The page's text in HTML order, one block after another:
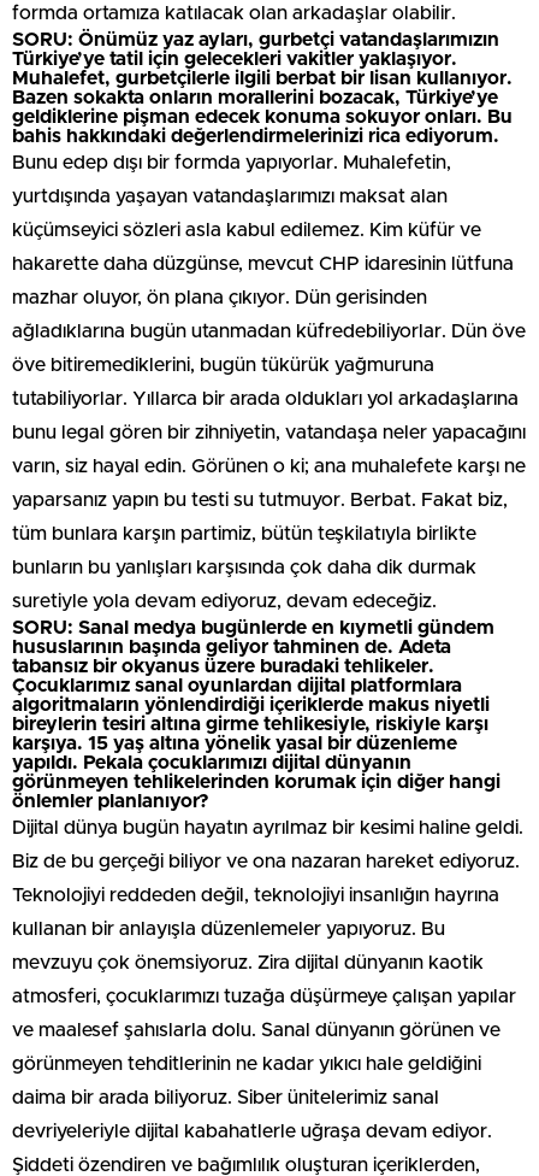
formda ortamıza katılacak olan arkadaşlar olabilir.
SORU: Önümüz yaz ayları, gurbetçi vatandaşlarımızın
Türkiye’ye tatil için gelecekleri vakitler yaklaşıyor.
Muhalefet, gurbetçilerle ilgili berbat bir lisan kullanıyor.
Bazen sokakta onların morallerini bozacak, Türkiye’ye
geldiklerine pişman edecek konuma sokuyor onları. Bu
bahis hakkındaki değerlendirmelerinizi rica ediyorum.
Bunu edep dışı bir formda yapıyorlar. Muhalefetin,
yurtdışında yaşayan vatandaşlarımızı maksat alan
küçümseyici sözleri asla kabul edilemez. Kim küfür ve
hakarette daha düzgünse, mevcut CHP idaresinin lütfuna
mazhar oluyor, ön plana çıkıyor. Dün gerisinden
ağladıklarına bugün utanmadan küfredebiliyorlar. Dün öve
öve bitiremediklerini, bugün tükürük yağmuruna
tutabiliyorlar. Yıllarca bir arada oldukları yol arkadaşlarına
bunu legal gören bir zihniyetin, vatandaşa neler yapacağını
varın, siz hayal edin. Görünen o ki; ana muhalefete karşı ne
yaparsanız yapın bu testi su tutmuyor. Berbat. Fakat biz,
tüm bunlara karşın partimiz, bütün teşkilatıyla birlikte
bunların bu yanlışları karşısında çok daha dik durmak
suretiyle yola devam ediyoruz, devam edeceğiz.
SORU: Sanal medya bugünlerde en kıymetli gündem
hususlarının başında geliyor tahminen de. Adeta
tabansız bir okyanus üzere buradaki tehlikeler.
Çocuklarımız sanal oyunlardan dijital platformlara
algoritmaların yönlendirdiği içeriklerde makus niyetli
bireylerin tesiri altına girme tehlikesiyle, riskiyle karşı
karşıya. 15 yaş altına yönelik yasal bir düzenleme
yapıldı. Pekala çocuklarımızı dijital dünyanın
görünmeyen tehlikelerinden korumak için diğer hangi
önlemler planlanıyor?
Dijital dünya bugün hayatın ayrılmaz bir kesimi haline geldi.
Biz de bu gerçeği biliyor ve ona nazaran hareket ediyoruz.
Teknolojiyi reddeden değil, teknolojiyi insanlığın hayrına
kullanan bir anlayışla düzenlemeler yapıyoruz. Bu
mevzuyu çok önemsiyoruz. Zira dijital dünyanın kaotik
atmosferi, çocuklarımızı tuzağa düşürmeye çalışan yapılar
ve maalesef şahıslarla dolu. Sanal dünyanın görünen ve
görünmeyen tehditlerinin ne kadar yıkıcı hale geldiğini
daima bir arada biliyoruz. Siber ünitelerimiz sanal
devriyeleriyle dijital kabahatlerle uğraşa devam ediyor.
Şiddeti özendiren ve bağımlılık oluşturan içeriklerden,